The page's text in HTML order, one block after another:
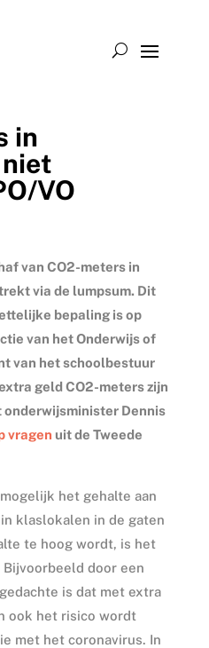
in
VO
van CO2-meters in
via de lumpsum. Dit
bepaling is op
van het Onderwijs of
van het schoolbestuur
geld CO2-meters zijn
Dennis
vragen uit de Tweede
het gehalte aan
klaslokalen in de gaten
te hoog wordt, is het
door een
is dat met extra
ook het risico wordt
met het coronavirus. In